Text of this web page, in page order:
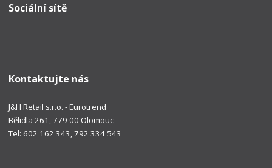
Sociální sítě
Kontaktujte nás
J&H Retail s.r.o. - Eurotrend
Bělidla 261, 779 00 Olomouc
Tel: 602 162 343, 792 334 543